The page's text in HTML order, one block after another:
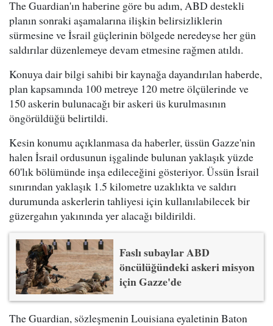
The Guardian'ın haberine göre bu adım, ABD destekli
planın sonraki aşamalarına ilişkin belirsizliklerin
sürmesine ve İsrail güçlerinin bölgede neredeyse her gün
saldırılar düzenlemeye devam etmesine rağmen atıldı.
Konuya dair bilgi sahibi bir kaynağa dayandırılan haberde,
plan kapsamında 100 metreye 120 metre ölçülerinde ve
150 askerin bulunacağı bir askeri üs kurulmasının
öngörüldüğü belirtildi.
Kesin konumu açıklanmasa da haberler, üssün Gazze'nin
halen İsrail ordusunun işgalinde bulunan yaklaşık yüzde
60'lık bölümünde inşa edileceğini gösteriyor. Üssün İsrail
sınırından yaklaşık 1.5 kilometre uzaklıkta ve saldırı
durumunda askerlerin tahliyesi için kullanılabilecek bir
güzergahın yakınında yer alacağı bildirildi.
Faslı subaylar ABD
öncülüğündeki askeri misyon
için Gazze'de
The Guardian, sözleşmenin Louisiana eyaletinin Baton